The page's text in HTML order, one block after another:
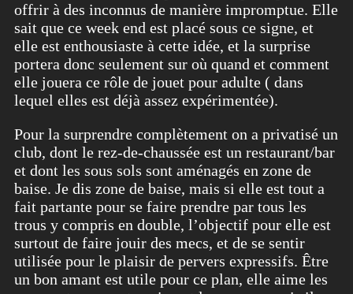
offrir à des inconnus de manière impromptue. Elle
sait que ce week end est placé sous ce signe, et
elle est enthousiaste à cette idée, et la surprise
portera donc seulement sur où quand et comment
elle jouera ce rôle de jouet pour adulte ( dans
lequel elles est déjà assez expérimentée).
Pour la surprendre complètement on a privatisé un
club, dont le rez-de-chaussée est un restaurant/bar
et dont les sous sols sont aménagés en zone de
baise. Je dis zone de baise, mais si elle est tout a
fait partante pour se faire prendre par tous les
trous y compris en double, l’objectif pour elle est
surtout de faire jouir des mecs, et de se sentir
utilisée pour le plaisir de pervers expressifs. Être
un bon amant est utile pour ce plan, elle aime les